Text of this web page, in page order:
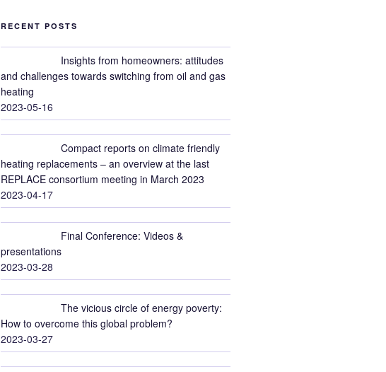
RECENT POSTS
Insights from homeowners: attitudes
and challenges towards switching from oil and gas
heating
2023-05-16
Compact reports on climate friendly
heating replacements – an overview at the last
REPLACE consortium meeting in March 2023
2023-04-17
Final Conference: Videos &
presentations
2023-03-28
The vicious circle of energy poverty:
How to overcome this global problem?
2023-03-27